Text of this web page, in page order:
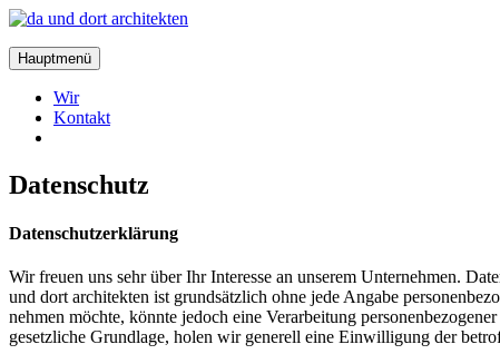
Zum
springen
und
architekten
Hauptmenü
Wir
Kontakt
Datenschutz
Datenschutzerklärung
Wir freuen uns sehr über Ihr Interesse an unserem Unternehmen.
und dort architekten ist grundsätzlich ohne jede Angabe
nehmen möchte, könnte jedoch eine Verarbeitung
gesetzliche Grundlage, holen wir generell eine Einwilligung der